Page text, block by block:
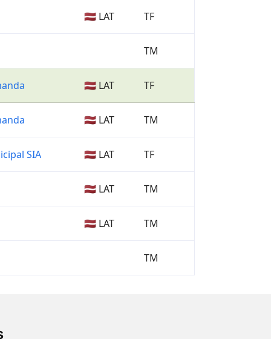
🇱🇻 LAT TF
TM
🇱🇻 LAT TF
🇱🇻 LAT TM
SIA 🇱🇻 LAT TF
🇱🇻 LAT TM
🇱🇻 LAT TM
TM